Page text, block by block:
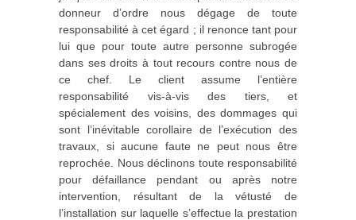
donneur d’ordre nous dégage de toute
responsabilité à cet égard ; il renonce tant pour
lui que pour toute autre personne subrogée
dans ses droits à tout recours contre nous de
ce chef. Le client assume l’entière
responsabilité vis‐à‐vis des tiers, et
spécialement des voisins, des dommages qui
sont l’inévitable corollaire de l’exécution des
travaux, si aucune faute ne peut nous être
reprochée. Nous déclinons toute responsabilité
pour défaillance pendant ou après notre
intervention, résultant de la vétusté de
l’installation sur laquelle s’effectue la prestation